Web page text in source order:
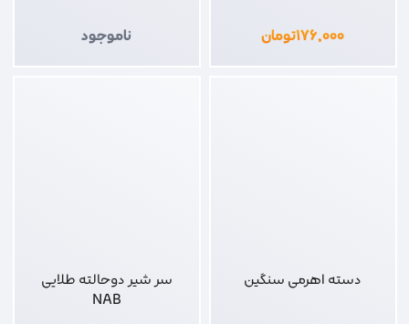
۱۷۶,۰۰۰تومان ناموجود
دسته اهرمی سنگین
سر شیر دوحالته طلایی
NAB